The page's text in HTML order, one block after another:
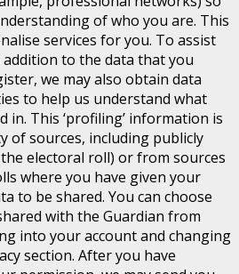
of who you are. This
services for you. To assist
to the data that you
we may also obtain data
to help us understand what
in. This ‘profiling’ information is
of sources, including publicly
electoral roll) or from sources
where you have given your
to be shared. You can choose
with the Guardian from
into your account and changing
section. After you have